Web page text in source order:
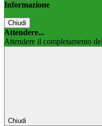
Informazione
Chiudi
Attendere...
Attendere il completamento
Chiudi